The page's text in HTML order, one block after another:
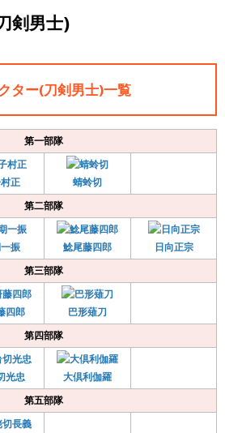
剣男士)
ター(刀剣男士)一覧
第一部隊
正
蜻蛉切
第二部隊
振 鯰尾藤四郎
日向正宗
第三部隊
四郎
巴形薙刀
第四部隊
光忠
大倶利伽羅
第五部隊